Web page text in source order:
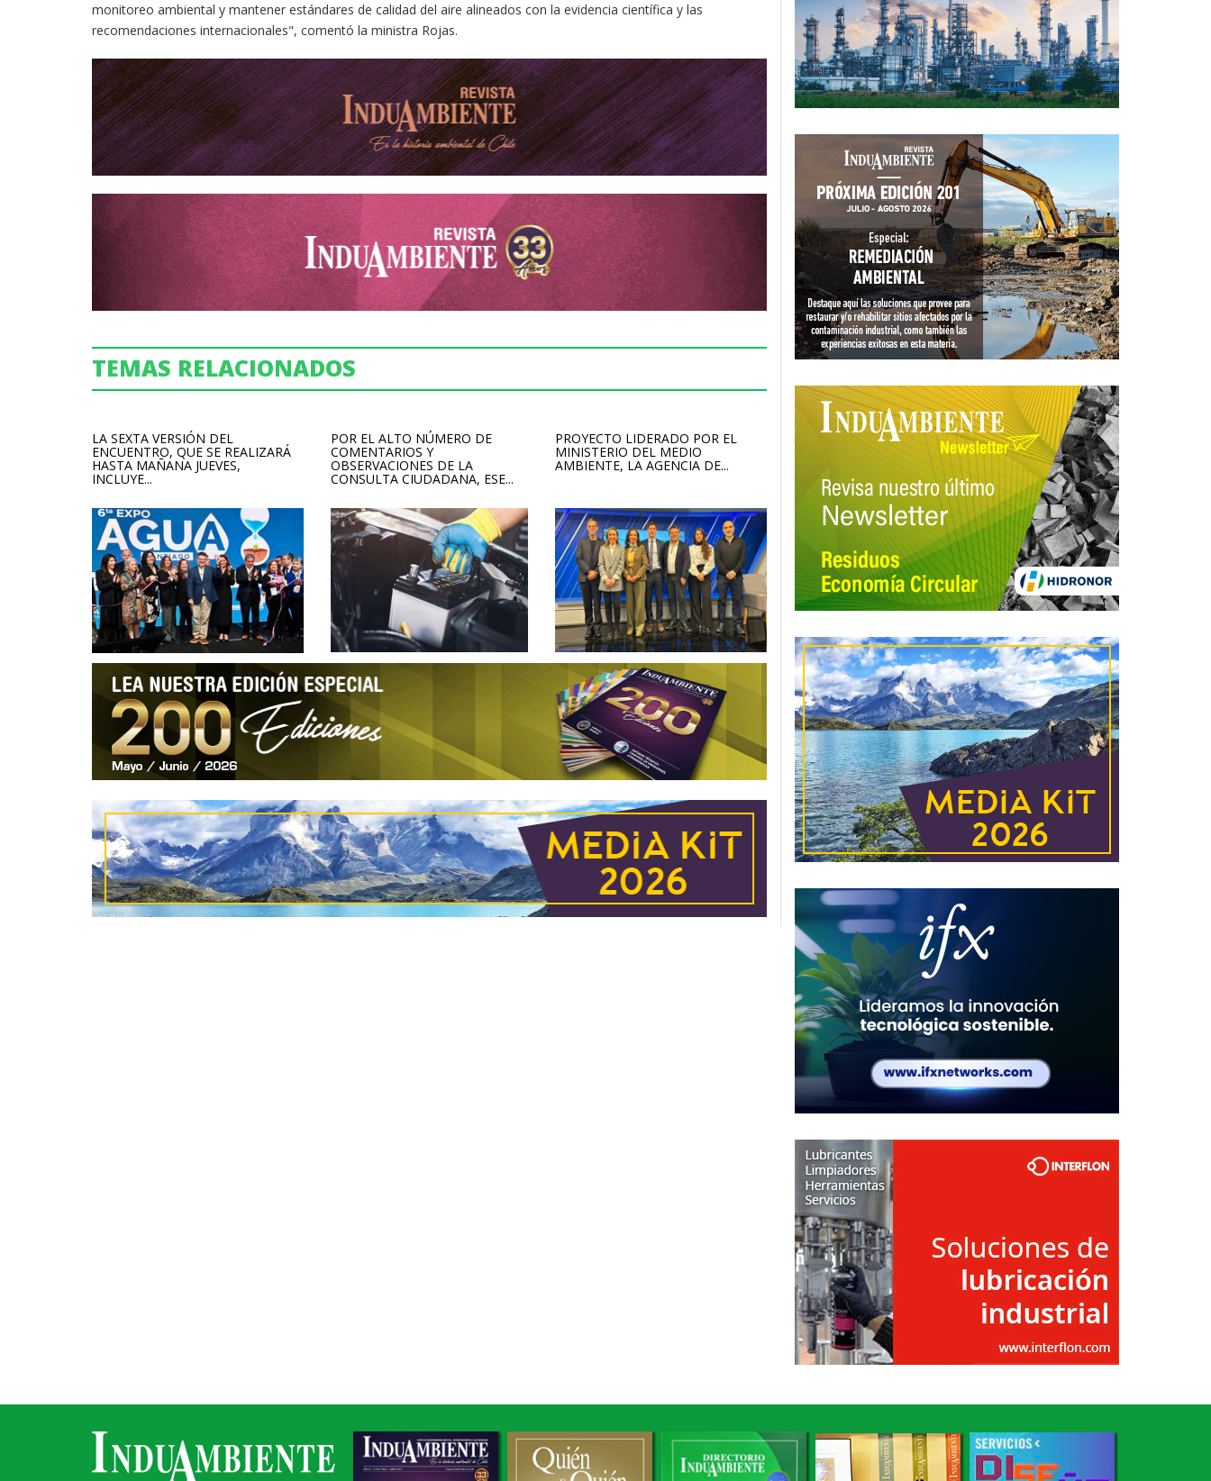
monitoreo ambiental y mantener estándares de calidad del aire alineados con la evidencia científica y las
recomendaciones internacionales", comentó la ministra Rojas.
TEMAS RELACIONADOS
LA SEXTA VERSIÓN DEL
ENCUENTRO, QUE SE REALIZARÁ
HASTA MAÑANA JUEVES,
INCLUYE...
POR EL ALTO NÚMERO DE
COMENTARIOS Y
OBSERVACIONES DE LA
CONSULTA CIUDADANA, ESE...
PROYECTO LIDERADO POR EL
MINISTERIO DEL MEDIO
AMBIENTE, LA AGENCIA DE...